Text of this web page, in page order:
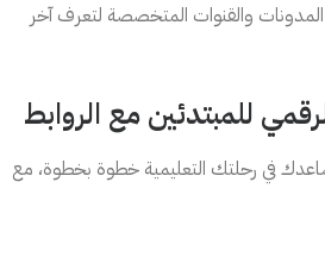
المدونات والقنوات المتخصصة لتعرف آخر
للمبتدئين مع الروابط
في رحلتك التعليمية خطوة بخطوة، مع